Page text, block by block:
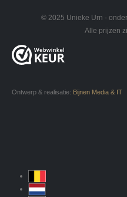
© 2025 Unieke Urn -
Alle prijzen
Ontwerp & realisatie: Bijnen Media & IT